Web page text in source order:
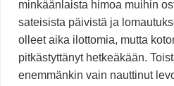
minkäänlaista himoa muihin
sateisista päivistä ja
olleet aika ilottomia, mutta
pitkästyttänyt hetkeäkään.
enemmänkin vain nauttinut